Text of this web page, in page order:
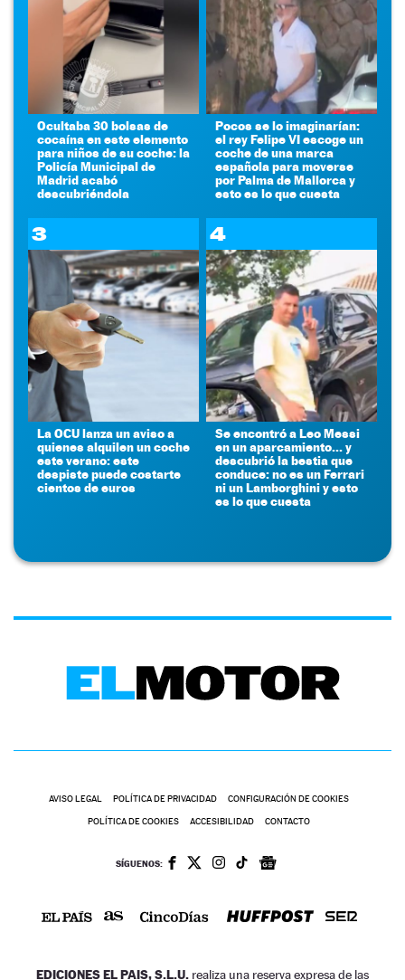
Ocultaba 30 bolsas de
cocaína en este elemento
para niños de su coche: la
Policía Municipal de
Madrid acabó
descubriéndola
Pocos se lo imaginarían:
el rey Felipe VI escoge un
coche de una marca
española para moverse
por Palma de Mallorca y
esto es lo que cuesta
3
La OCU lanza un aviso a
quienes alquilen un coche
este verano: este
despiste puede costarte
cientos de euros
4
Se encontró a Leo Messi
en un aparcamiento... y
descubrió la bestia que
conduce: no es un Ferrari
ni un Lamborghini y esto
es lo que cuesta
AVISO LEGAL POLÍTICA DE PRIVACIDAD CONFIGURACIÓN DE COOKIES
POLÍTICA DE COOKIES ACCESIBILIDAD CONTACTO
SÍGUENOS:
EDICIONES EL PAIS, S.L.U. realiza una reserva expresa de las